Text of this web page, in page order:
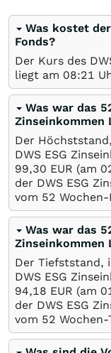
Was kostet
Fonds?
Der Kurs des
liegt am 08:21
Was war das
Zinseinkommen
Der
DWS ESG
99,30 EUR (am
der DWS ESG
vom 52
Was war das
Zinseinkommen
Der Tiefststand,
DWS ESG
94,18 EUR (am
der DWS ESG
vom 52